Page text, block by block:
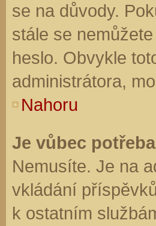
se na důvody.
stále se
heslo. Obvykle
administrátora,
Nahoru
Je vůbec
Nemusíte. Je na
vkládání
k ostatním